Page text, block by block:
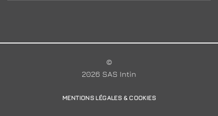
©
2026 SAS Intin
MENTIONS LÉGALES & COOKIES